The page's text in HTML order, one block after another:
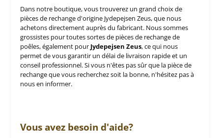
Dans notre boutique, vous trouverez un grand choix de
pièces de rechange d'origine Jydepejsen Zeus, que nous
achetons directement auprès du fabricant. Nous sommes
grossistes pour toutes sortes de pièces de rechange de
poêles, également pour Jydepejsen Zeus, ce qui nous
permet de vous garantir un délai de livraison rapide et un
conseil professionnel. Si vous n'êtes pas sûr que la pièce de
rechange que vous recherchez soit la bonne, n'hésitez pas à
nous en informer.
Vous avez besoin d'aide?